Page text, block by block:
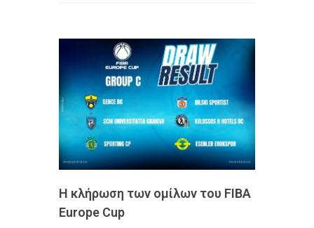
Η κλήρωση των ομίλων του FIBA
Europe Cup